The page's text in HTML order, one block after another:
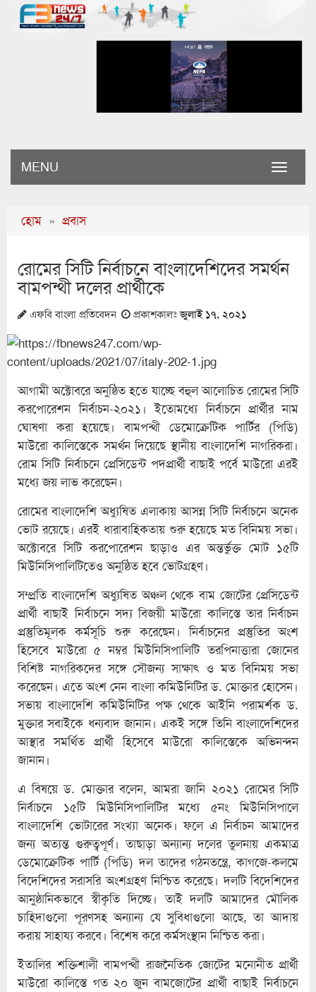
Toggle
MENU
হোম » প্রবাস
রোমের সিটি নির্বাচনে বাংলাদেশিদের সমর্থন
বামপন্থী দলের প্রার্থীকে
এফবি বাংলা প্রতিবেদন প্রকাশকালঃজুলাই ১৭, ২০২১
আগামী অক্টোবরে অনুষ্ঠিত হতে যাচ্ছে বহুল আলোচিত রোমের সিটি
করপোরেশন নির্বাচন-২০২১। ইতোমধ্যে নির্বাচনে প্রার্থীর নাম
ঘোষণা করা হয়েছে। বামপন্থী ডেমোক্রেটিক পার্টির (পিডি)
মাউরো কালিস্তেকে সমর্থন দিয়েছে স্থানীয় বাংলাদেশি নাগরিকরা।
রোম সিটি নির্বাচনে প্রেসিডেন্ট পদপ্রার্থী বাছাই পর্বে মাউরো এরই
মধ্যে জয় লাভ করেছেন।
রোমের বাংলাদেশি অধ্যুষিত এলাকায় আসন্ন সিটি নির্বাচনে অনেক
ভোট রয়েছে। এরই ধারাবাহিকতায় শুরু হয়েছে মত বিনিময় সভা।
অক্টোবরে সিটি করপোরেশন ছাড়াও এর অন্তর্ভুক্ত মোট ১৫টি
মিউনিসিপালিটিতেও অনুষ্ঠিত হবে ভোটগ্রহণ।
সম্প্রতি বাংলাদেশি অধ্যুষিত অঞ্চল থেকে বাম জোটের প্রেসিডেন্ট
প্রার্থী বাছাই নির্বাচনে সদ্য বিজয়ী মাউরো কালিস্তে তার নির্বাচন
প্রস্তুতিমূলক কর্মসূচি শুরু করেছেন। নির্বাচনের প্রস্তুতির অংশ
হিসেবে মাউরো ৫ নম্বর মিউনিসিপালিটি তরপিনাত্তারা জোনের
বিশিষ্ট নাগরিকদের সঙ্গে সৌজন্য সাক্ষাৎ ও মত বিনিময় সভা
করেছেন। এতে অংশ নেন বাংলা কমিউনিটির ড. মোক্তার হোসেন।
সভায় বাংলাদেশি কমিউনিটির পক্ষ থেকে আইনি পরামর্শক ড.
মুক্তার সবাইকে ধন্যবাদ জানান। একই সঙ্গে তিনি বাংলাদেশিদের
আস্থার সমর্থিত প্রার্থী হিসেবে মাউরো কালিস্তেকে অভিনন্দন
জানান।
এ বিষয়ে ড. মোক্তার বলেন, আমরা জানি ২০২১ রোমের সিটি
নির্বাচনে ১৫টি মিউনিসিপালিটির মধ্যে ৫নং মিউনিসিপালে
বাংলাদেশি ভোটারের সংখ্যা অনেক। ফলে এ নির্বাচন আমাদের
জন্য অত্যন্ত গুরুত্বপূর্ণ। তাছাড়া অন্যান্য দলের তুলনায় একমাত্র
ডেমোক্রেটিক পার্টি (পিডি) দল তাদের গঠনতন্ত্রে, কাগজে-কলমে
বিদেশিদের সরাসরি অংশগ্রহণ নিশ্চিত করেছে। দলটি বিদেশিদের
আনুষ্ঠানিকভাবে স্বীকৃতি দিচ্ছে। তাই দলটি আমাদের মৌলিক
চাহিদাগুলো পূরণসহ অন্যান্য যে সুবিধাগুলো আছে, তা আদায়
করায় সাহায্য করবে। বিশেষ করে কর্মসংস্থান নিশ্চিত করা।
ইতালির শক্তিশালী বামপন্থী রাজনৈতিক জোটের মনোনীত প্রার্থী
মাউরো কালিস্তে গত ২০ জুন বামজোটের প্রার্থী বাছাই নির্বাচনে